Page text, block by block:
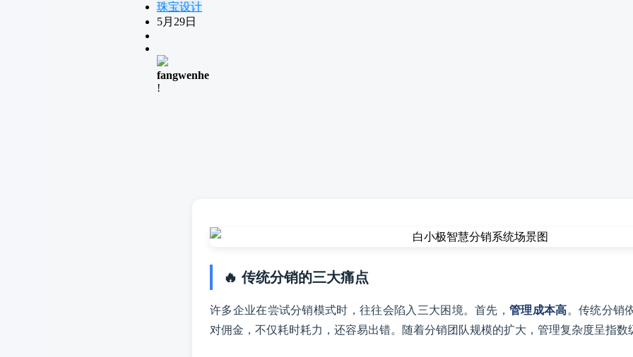
珠宝设计
5月29日
fangwenhe
!
🔥 传统分销的三大痛点
许多企业在尝试分销模式时，往往会陷入三大困境。首先，管理成本高。传统分销
对佣金，不仅耗时耗力，还容易出错。随着分销团队规模的扩大，管理复杂度呈指数